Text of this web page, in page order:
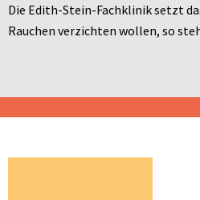
Die Edith-Stein-Fachklinik setzt
Rauchen verzichten wollen, so